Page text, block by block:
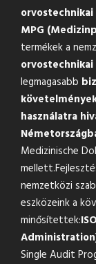
orvostechnikai
MPG
termékek a
legmagasabb
használatra
Medizinische
nemzetközi
eszközeink a
minősítettek:
Single Audit